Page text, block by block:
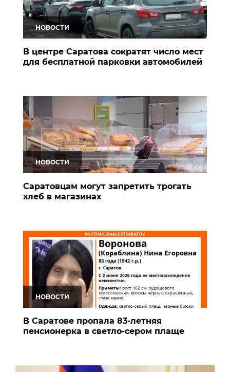
НОВОСТИ
В центре Саратова сократят число мест
для бесплатной парковки автомобилей
НОВОСТИ
Саратовцам могут запретить трогать
хлеб в магазинах
НОВОСТИ
В Саратове пропала 83-летняя
пенсионерка в светло-сером плаще